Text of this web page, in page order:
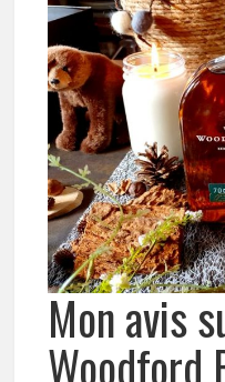
Mon avis
Woodford